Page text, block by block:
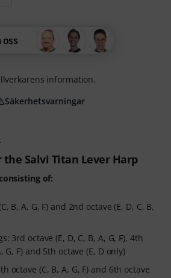
the Salvi Titan Lever Harp
of:
B, A, G, F) and 2nd octave (E, D, C, B,
3rd octave (E, D, C, B, A, G, F), 4th
G, F) and 5th octave (E, D only)
octave (C, B, A, G, F) and 6th octave
oss
information.
Säkerhetsvarningar